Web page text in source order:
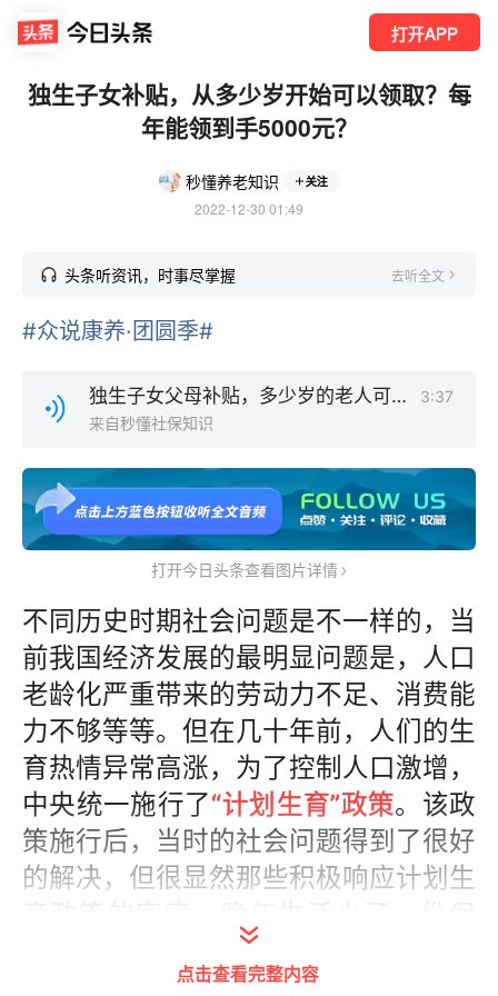
打开APP
独生子女补贴，从多少岁开始可以领取？每
年能领到手5000元？
秒懂养老知识 关注
2022-12-30 01:49
头条听资讯，时事尽掌握 去听全文
#众说康养·团圆季#
独生子女父母补贴，多少岁的老人可领？每年能到手5000元？.wma
3:37
来自秒懂社保知识
打开今日头条查看图片详情
不同历史时期社会问题是不一样的，当
前我国经济发展的最明显问题是，人口
老龄化严重带来的劳动力不足、消费能
力不够等等。但在几十年前，人们的生
育热情异常高涨，为了控制人口激增，
中央统一施行了“计划生育”政策。该政
策施行后，当时的社会问题得到了很好
的解决，但很显然那些积极响应计划生
点击查看完整内容